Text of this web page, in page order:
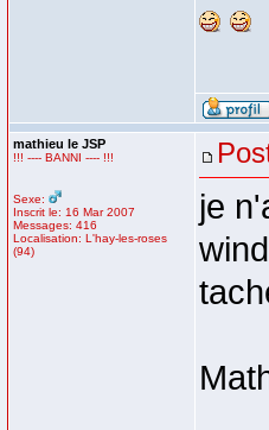
mathieu le JSP
!!! ---- BANNI ---- !!!
Sexe:
Inscrit le: 16 Mar 2007
Messages: 416
Localisation: L'hay-les-roses
(94)
je